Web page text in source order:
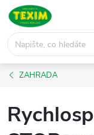
Přejít
obsah
ZAHRADA